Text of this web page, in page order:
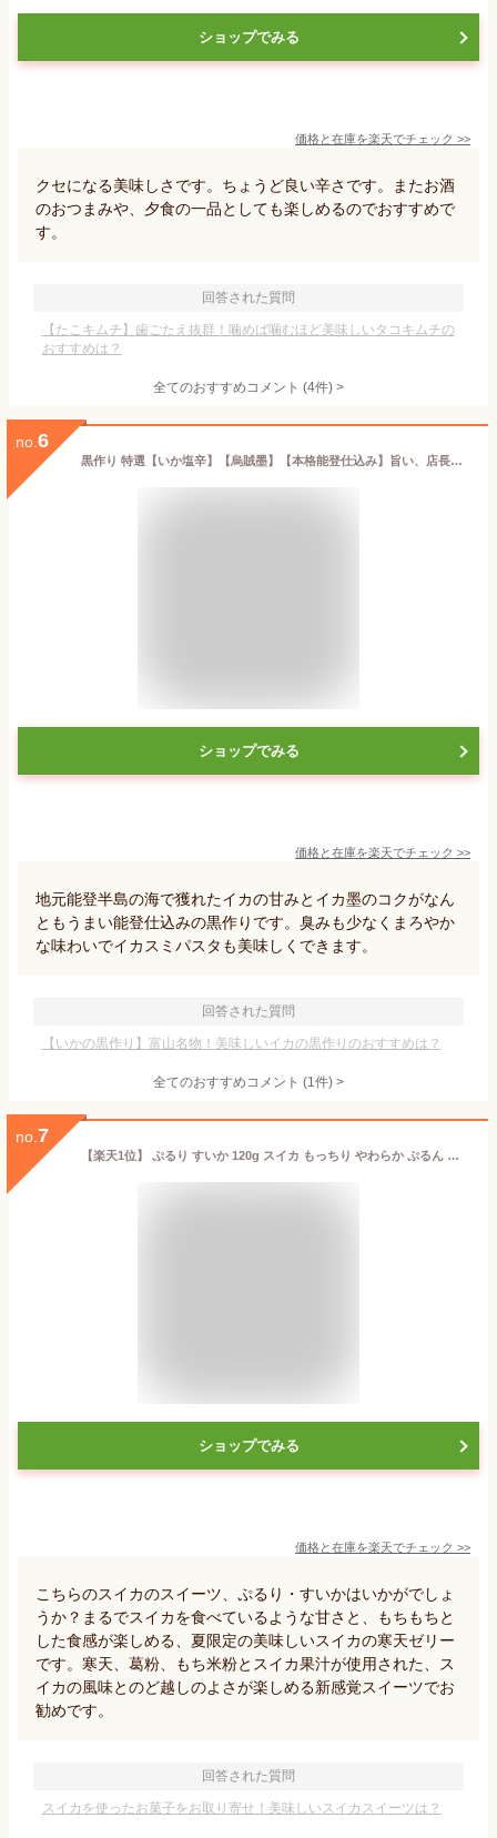
ショップでみる
価格と在庫を楽天でチェック >>
クセになる美味しさです。ちょうど良い辛さです。またお酒
のおつまみや、夕食の一品としても楽しめるのでおすすめで
す。
回答された質問
【たこキムチ】歯ごたえ抜群！噛めば噛むほど美味しいタコキムチの
おすすめは？
全てのおすすめコメント (4件) >
no. 6
黒作り 特選【いか塩辛】【烏賊墨】【本格能登仕込み】旨い、店長おススメ♪
ショップでみる
価格と在庫を楽天でチェック >>
地元能登半島の海で獲れたイカの甘みとイカ墨のコクがなん
ともうまい能登仕込みの黒作りです。臭みも少なくまろやか
な味わいでイカスミパスタも美味しくできます。
回答された質問
【いかの黒作り】富山名物！美味しいイカの黒作りのおすすめは？
全てのおすすめコメント (1件) >
no. 7
【楽天1位】 ぷるり すいか 120g スイカ もっちり やわらか ぷるん クセになる 食感 新食感 スイーツ 可愛い 寒天 和菓子 本葛 もち米粉 葛粉 ASMR 咀嚼音 カラフル いづも寒天工房 贈り物 プチギフト プレゼント メッセージカード 夏休み 御中元 夏季限定
ショップでみる
価格と在庫を楽天でチェック >>
こちらのスイカのスイーツ、ぷるり・すいかはいかがでしょ
うか？まるでスイカを食べているような甘さと、もちもちと
した食感が楽しめる、夏限定の美味しいスイカの寒天ゼリー
です。寒天、葛粉、もち米粉とスイカ果汁が使用された、ス
イカの風味とのど越しのよさが楽しめる新感覚スイーツでお
勧めです。
回答された質問
スイカを使ったお菓子をお取り寄せ！美味しいスイカスイーツは？